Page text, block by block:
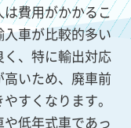
費用がかかるこ
車が比較的多い
、特に輸出対応
いため、廃車前
すくなります。
低年式車であっ